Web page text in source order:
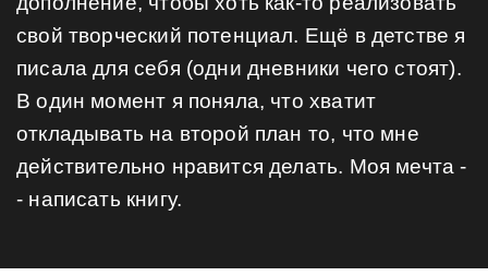
свой творческий потенциал. Ещё в детстве я
писала для себя (одни дневники чего стоят).
В один момент я поняла, что хватит
откладывать на второй план то, что мне
действительно нравится делать. Моя мечта -
- написать книгу.